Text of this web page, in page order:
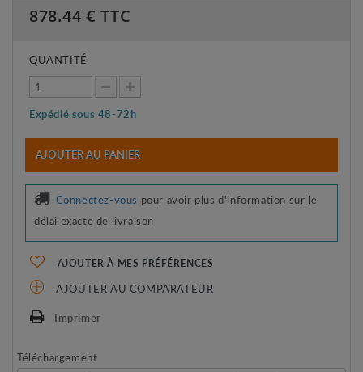
878.44 € TTC
QUANTITÉ
Expédié sous 48-72h
AJOUTER AU PANIER
Connectez-vous pour avoir plus d'information sur le
délai exacte de livraison
AJOUTER À MES PRÉFÉRENCES
AJOUTER AU COMPARATEUR
Imprimer
Téléchargement